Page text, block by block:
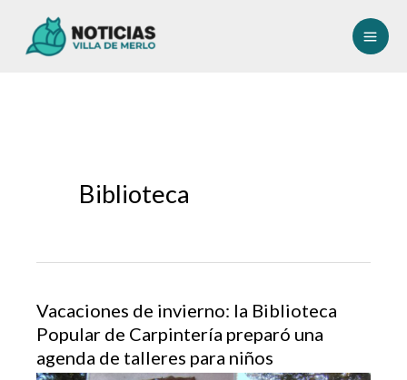
Biblioteca
Vacaciones de invierno: la Biblioteca
Popular de Carpintería preparó una
agenda de talleres para niños